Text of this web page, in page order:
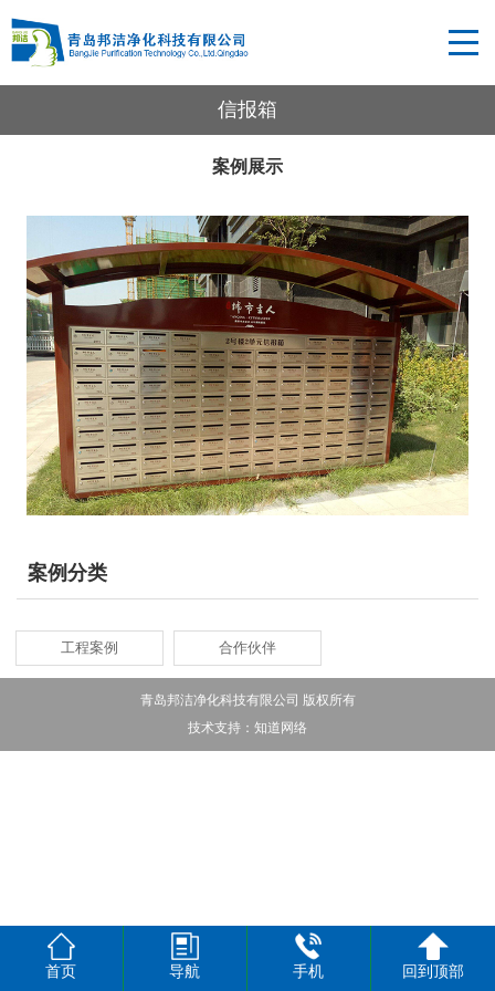
信报箱
案例展示
案例分类
工程案例 合作伙伴
青岛邦洁净化科技有限公司 版权所有
技术支持： 知道网络
首页 导航 手机 回到顶部